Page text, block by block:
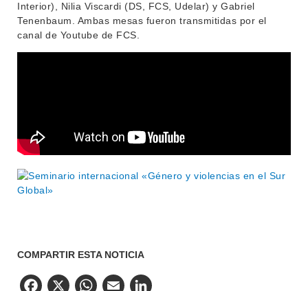
Interior), Nilia Viscardi (DS, FCS, Udelar) y Gabriel
Tenenbaum. Ambas mesas fueron transmitidas por el
canal de Youtube de FCS.
COMPARTIR ESTA NOTICIA